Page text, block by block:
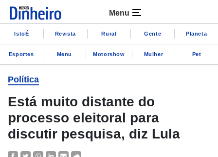
Menu
IstoÉ Revista Rural Gente Planeta
Esportes Menu Motorshow Mulher Pet
Política
Está muito distante do
processo eleitoral para
discutir pesquisa, diz Lula